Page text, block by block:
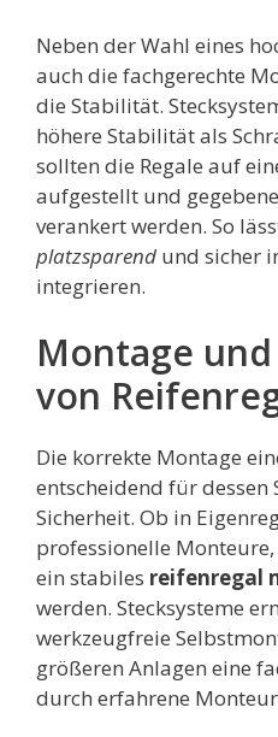
Neben der Wahl eines
auch die fachgerechte
die Stabilität.
höhere Stabilität als
sollten die Regale auf
aufgestellt und
verankert werden. So
platzsparend und sicher
integrieren.
Montage
von
Die korrekte Montage
entscheidend für
Sicherheit. Ob in
professionelle
ein stabiles reifenregal
werden. Stecksysteme
werkzeugfreie
größeren Anlagen eine
durch erfahrene